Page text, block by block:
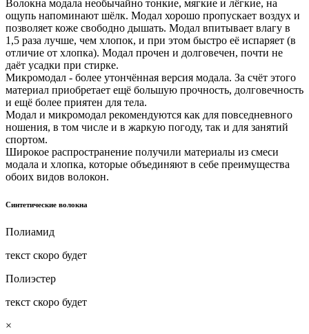
Волокна модала необычайно тонкие, мягкие и лёгкие, на
ощупь напоминают шёлк. Модал хорошо пропускает воздух и
позволяет коже свободно дышать. Модал впитывает влагу в
1,5 раза лучше, чем хлопок, и при этом быстро её испаряет (в
отличие от хлопка). Модал прочен и долговечен, почти не
даёт усадки при стирке.
Микромодал - более утончённая версия модала. За счёт этого
материал приобретает ещё большую прочность, долговечность
и ещё более приятен для тела.
Модал и микромодал рекомендуются как для повседневного
ношения, в том числе и в жаркую погоду, так и для занятий
спортом.
Широкое распространение получили материалы из смеси
модала и хлопка, которые объединяют в себе преимущества
обоих видов волокон.
Синтетические волокна
Полиамид
текст скоро будет
Полиэстер
текст скоро будет
×